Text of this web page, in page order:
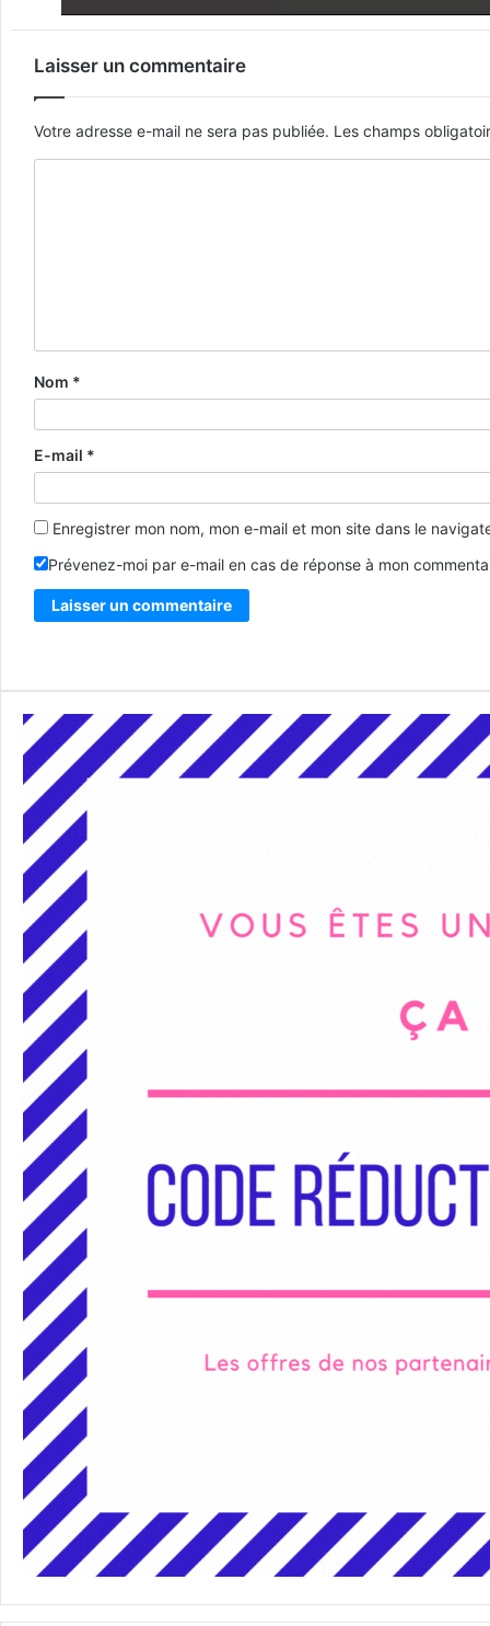
Laisser un commentaire
Votre adresse e-mail ne sera pas publiée. Les champs
Nom *
E-mail *
Enregistrer mon nom, mon e-mail et mon site dans le
Prévenez-moi par e-mail en cas de réponse à mon